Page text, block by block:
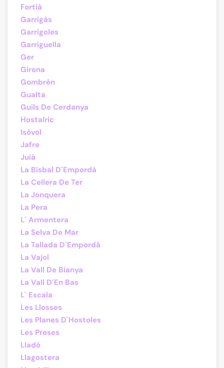
Fortià
Garrigàs
Garrigoles
Garriguella
Ger
Girona
Gombrèn
Gualta
Guils De Cerdanya
Hostalric
Isòvol
Jafre
Juià
La Bisbal D´Empordà
La Cellera De Ter
La Jonquera
La Pera
L´ Armentera
La Selva De Mar
La Tallada D´Empordà
La Vajol
La Vall De Bianya
La Vall D´En Bas
L´ Escala
Les Llosses
Les Planes D´Hostoles
Les Preses
Lladó
Llagostera